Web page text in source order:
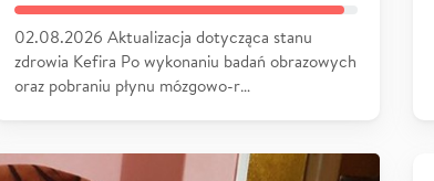
02.08.2026 Aktualizacja dotycząca stanu
zdrowia Kefira Po wykonaniu badań obrazowych
oraz pobraniu płynu mózgowo-r…